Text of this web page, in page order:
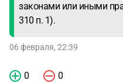
законами или иными
310 п. 1).
06 февраля, 22:39
0 0